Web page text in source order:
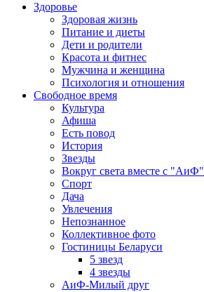
Здоровье
Здоровая жизнь
Питание и диеты
Дети и родители
Красота и фитнес
Мужчина и женщина
Психология и отношения
Cвободное время
Культура
Афиша
Есть повод
История
Звезды
Вокруг света вместе с "АиФ"
Спорт
Дача
Увлечения
Непознанное
Коллективное фото
Гостиницы Беларуси
5 звезд
4 звезды
АиФ-Милый друг